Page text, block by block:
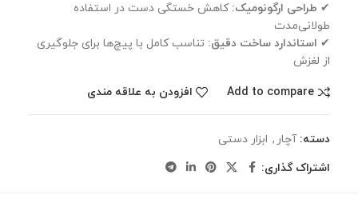
✔ طراحی ارگونومیک: کاهش خستگی دست در استفاده
طولانی‌مدت
✔ استاندارد ساخت دقیق: تناسب کامل با پیچ‌ها برای جلوگیری
از لغزش
Add to compare افزودن به علاقه مندی
دسته: آچار , ابزار دستی
اشتراک گذاری: